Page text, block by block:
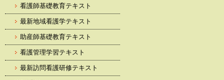
看護師基礎教育テキスト
最新地域看護学テキスト
助産師基礎教育テキスト
看護管理学習テキスト
最新訪問看護研修テキスト